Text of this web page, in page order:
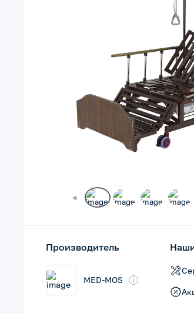
Производитель
MED-MOS i